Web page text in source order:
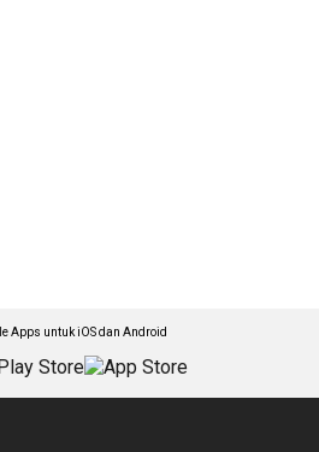
Apps untuk iOS dan Android